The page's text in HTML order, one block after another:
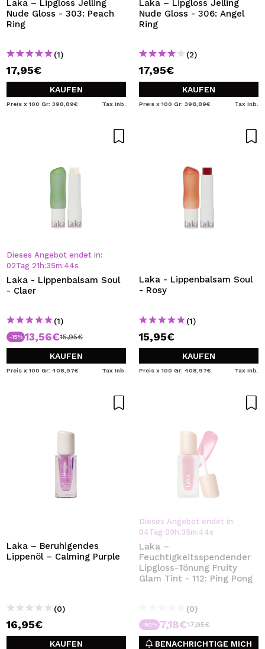
Laka – Lipgloss Jelling
Nude Gloss - 303: Peach
Ring
(1)
17,95€
KAUFEN
Preis x 100 Gr: 398,89€ Tax Inb.
Laka – Lipgloss Jelling
Nude Gloss - 306: Angel
Ring
(2)
17,95€
KAUFEN
Preis x 100 Gr: 398,89€ Tax Inb.
Dieses Angebot endet in:
02Tag 21 h:35m:44s
Laka - Lippenbalsam Soul
- Claer
(1)
-15% 13,56€15,95€
KAUFEN
Preis x 100 Gr: 408,97€ Tax Inb.
Laka - Lippenbalsam Soul
- Rosy
(1)
15,95€
KAUFEN
Preis x 100 Gr: 408,97€ Tax Inb.
Laka – Beruhigendes
Lippenöl – Calming Purple
(0)
16,95€
KAUFEN
Dieses Angebot endet in:
04Tag 09 h:35m:44s
Laka –
Feuchtigkeitsspendender
Lipgloss-Tönung Fruity
Glam Tint - 112: Ping Pong
(0)
-60% 7,18€17,95€
BENACHRICHTIGE MICH